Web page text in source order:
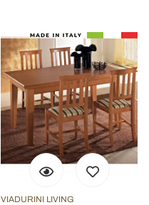
VIADURINI LIVING